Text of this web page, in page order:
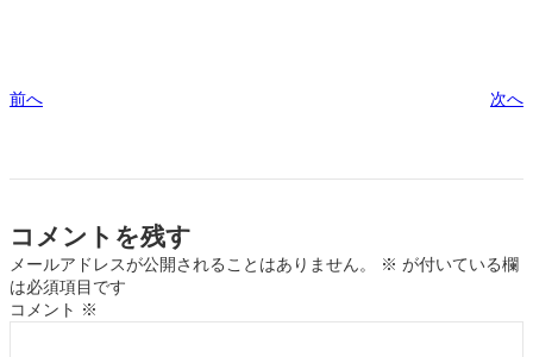
前へ 次へ
コメントを残す
メールアドレスが公開されることはありません。 ※ が付いている欄
は必須項目です
コメント ※